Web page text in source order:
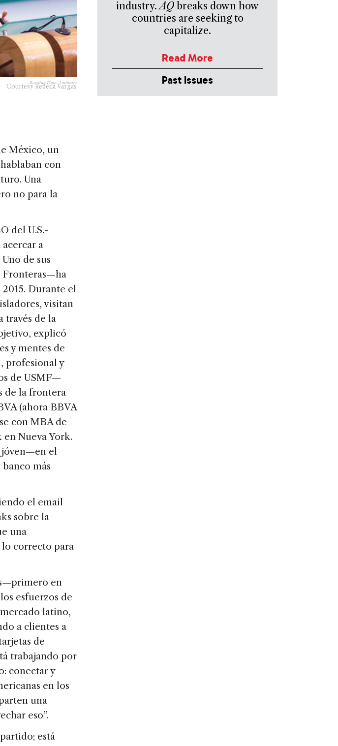
Reading Time:2 minutes
Courtesy Rebeca Vargas
México, un
con
Una
no para la
del U.S.-
a
de sus
Fronteras—ha
Durante el
visitan
través de la
explicó
y mentes de
profesional y
de USMF—
de la frontera
(ahora BBVA
con MBA de
Nueva York.
jóven—en el
más
el email
sobre la
una
correcto para
en
esfuerzos de
latino,
a clientes a
de
trabajando por
conectar y
en los
una
eso”.
está
industry.AQ breaks down how
countries are seeking to
capitalize.
Read More
Past Issues